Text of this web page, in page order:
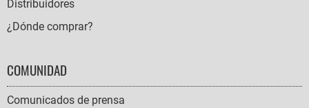
Distribuidores
¿Dónde comprar?
COMUNIDAD
Comunicados de prensa